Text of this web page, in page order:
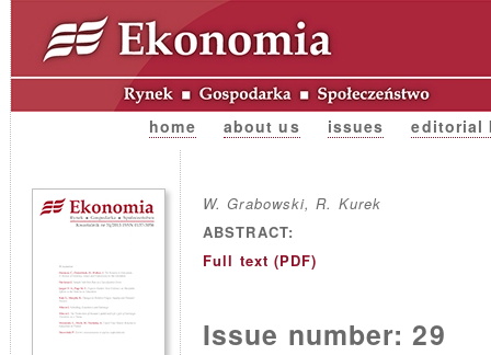
home about us issues editorial
W. Grabowski, R. Kurek
ABSTRACT:
Full text (PDF)
Issue number: 29